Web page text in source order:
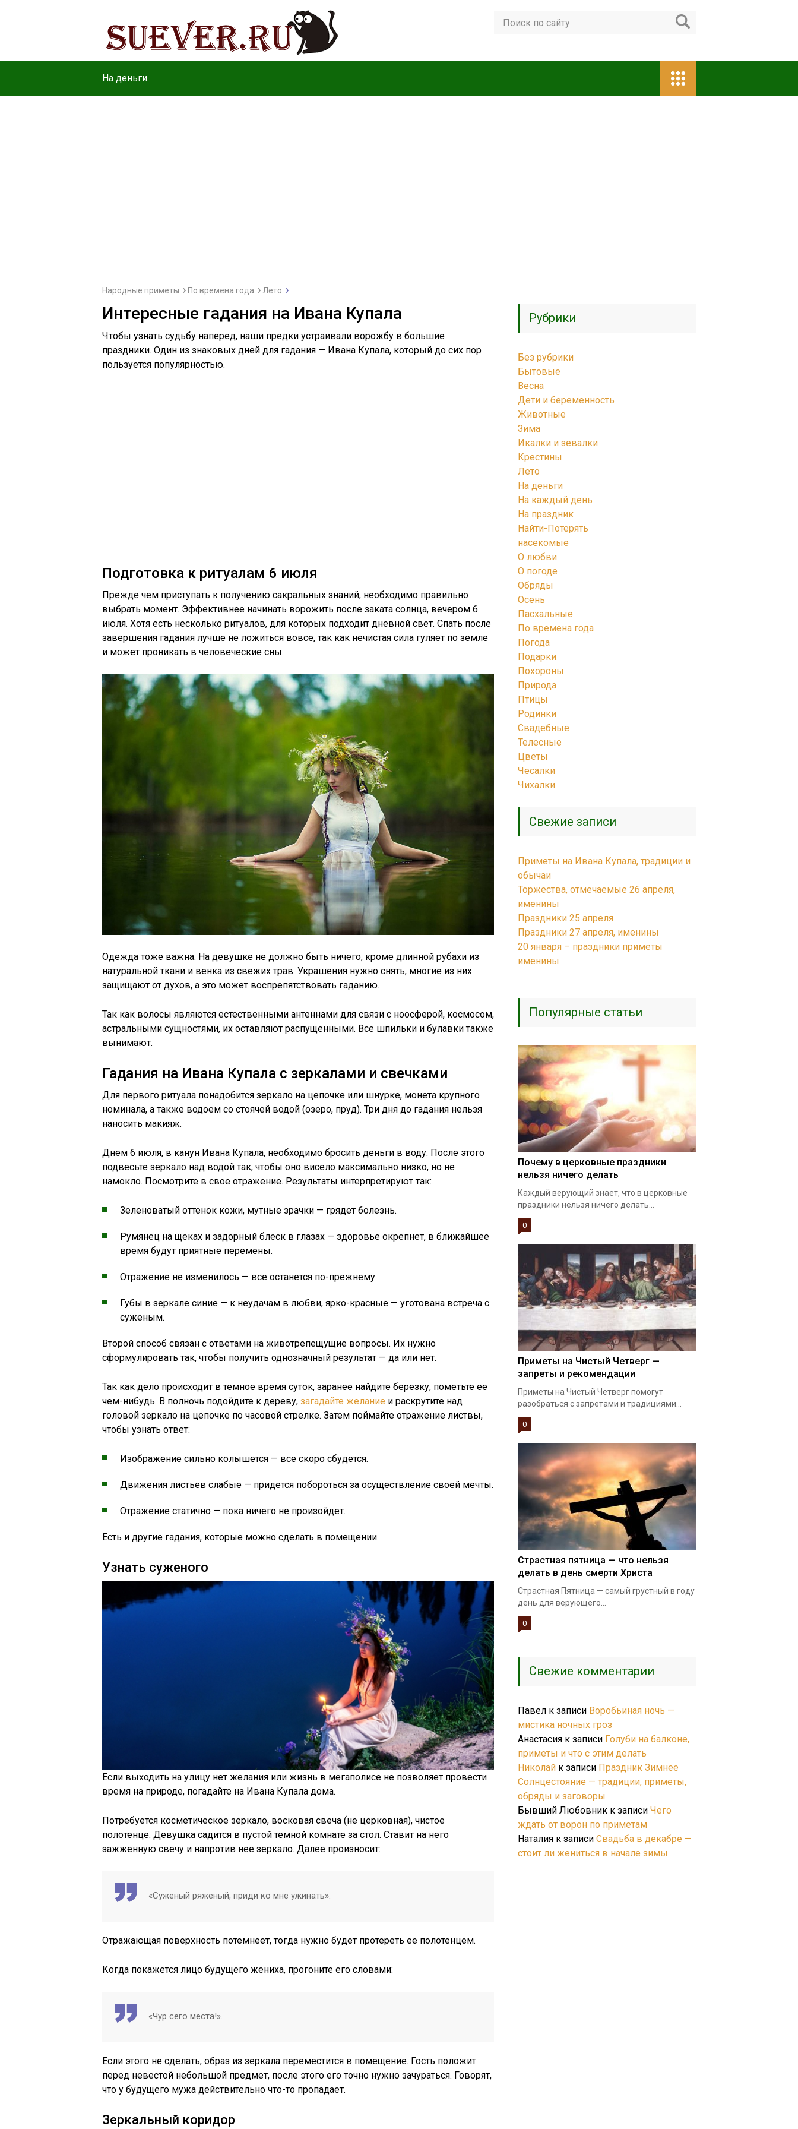
На деньги
Народные приметы По времена года Лето
Интересные гадания на Ивана Купала
Чтобы узнать судьбу наперед, наши предки устраивали ворожбу в большие
праздники. Один из знаковых дней для гадания — Ивана Купала, который до сих пор
пользуется популярностью.
Подготовка к ритуалам 6 июля
Прежде чем приступать к получению сакральных знаний, необходимо правильно
выбрать момент. Эффективнее начинать ворожить после заката солнца, вечером 6
июля. Хотя есть несколько ритуалов, для которых подходит дневной свет. Спать после
завершения гадания лучше не ложиться вовсе, так как нечистая сила гуляет по земле
и может проникать в человеческие сны.
Одежда тоже важна. На девушке не должно быть ничего, кроме длинной рубахи из
натуральной ткани и венка из свежих трав. Украшения нужно снять, многие из них
защищают от духов, а это может воспрепятствовать гаданию.
Так как волосы являются естественными антеннами для связи с ноосферой, космосом,
астральными сущностями, их оставляют распущенными. Все шпильки и булавки также
вынимают.
Гадания на Ивана Купала с зеркалами и свечками
Для первого ритуала понадобится зеркало на цепочке или шнурке, монета крупного
номинала, а также водоем со стоячей водой (озеро, пруд). Три дня до гадания нельзя
наносить макияж.
Днем 6 июля, в канун Ивана Купала, необходимо бросить деньги в воду. После этого
подвесьте зеркало над водой так, чтобы оно висело максимально низко, но не
намокло. Посмотрите в свое отражение. Результаты интерпретируют так:
Зеленоватый оттенок кожи, мутные зрачки — грядет болезнь.
Румянец на щеках и задорный блеск в глазах — здоровье окрепнет, в ближайшее
время будут приятные перемены.
Отражение не изменилось — все останется по-прежнему.
Губы в зеркале синие — к неудачам в любви, ярко-красные — уготована встреча с
суженым.
Второй способ связан с ответами на животрепещущие вопросы. Их нужно
сформулировать так, чтобы получить однозначный результат — да или нет.
Так как дело происходит в темное время суток, заранее найдите березку, пометьте ее
чем-нибудь. В полночь подойдите к дереву, загадайте желание и раскрутите над
головой зеркало на цепочке по часовой стрелке. Затем поймайте отражение листвы,
чтобы узнать ответ:
Изображение сильно колышется — все скоро сбудется.
Движения листьев слабые — придется побороться за осуществление своей мечты.
Отражение статично — пока ничего не произойдет.
Есть и другие гадания, которые можно сделать в помещении.
Узнать суженого
Если выходить на улицу нет желания или жизнь в мегаполисе не позволяет провести
время на природе, погадайте на Ивана Купала дома.
Потребуется косметическое зеркало, восковая свеча (не церковная), чистое
полотенце. Девушка садится в пустой темной комнате за стол. Ставит на него
зажженную свечу и напротив нее зеркало. Далее произносит:
«Суженый ряженый, приди ко мне ужинать».
Отражающая поверхность потемнеет, тогда нужно будет протереть ее полотенцем.
Когда покажется лицо будущего жениха, прогоните его словами:
«Чур сего места!».
Если этого не сделать, образ из зеркала переместится в помещение. Гость положит
перед невестой небольшой предмет, после этого его точно нужно зачураться. Говорят,
что у будущего мужа действительно что-то пропадает.
Зеркальный коридор
Рубрики
Без рубрики
Бытовые
Весна
Дети и беременность
Животные
Зима
Икалки и зевалки
Крестины
Лето
На деньги
На каждый день
На праздник
Найти-Потерять
насекомые
О любви
О погоде
Обряды
Осень
Пасхальные
По времена года
Погода
Подарки
Похороны
Природа
Птицы
Родинки
Свадебные
Телесные
Цветы
Чесалки
Чихалки
Свежие записи
Приметы на Ивана Купала, традиции и
обычаи
Торжества, отмечаемые 26 апреля,
именины
Праздники 25 апреля
Праздники 27 апреля, именины
20 января – праздники приметы
именины
Популярные статьи
Почему в церковные праздники
нельзя ничего делать
Каждый верующий знает, что в церковные
праздники нельзя ничего делать...
0
Приметы на Чистый Четверг —
запреты и рекомендации
Приметы на Чистый Четверг помогут
разобраться с запретами и традициями...
0
Страстная пятница — что нельзя
делать в день смерти Христа
Страстная Пятница — самый грустный в году
день для верующего...
0
Свежие комментарии
Павел к записи Воробьиная ночь —
мистика ночных гроз
Анастасия к записи Голуби на балконе,
приметы и что с этим делать
Николай к записи Праздник Зимнее
Солнцестояние — традиции, приметы,
обряды и заговоры
Бывший Любовник к записи Чего
ждать от ворон по приметам
Наталия к записи Свадьба в декабре —
стоит ли жениться в начале зимы